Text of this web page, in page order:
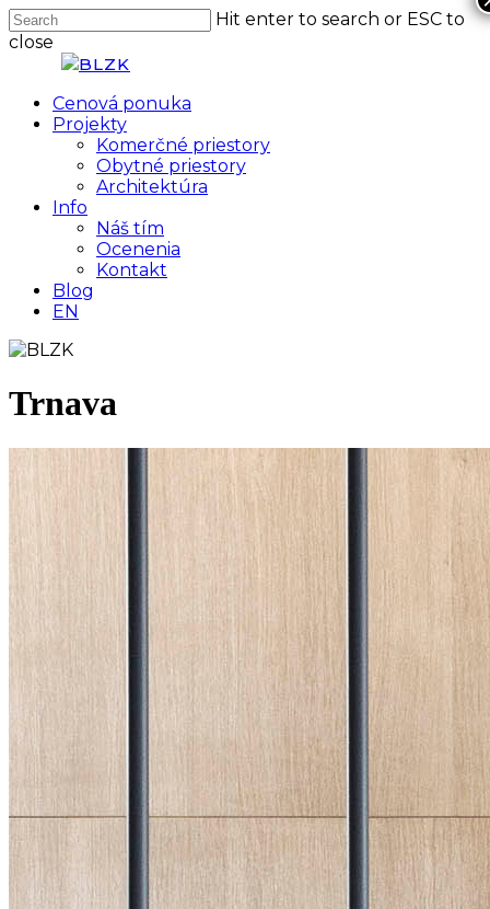
Skip
to
Hit enter to search or ESC to
close
MenuCenová ponuka
Projekty
Komerčné priestory
Obytné priestory
Architektúra
Info
Náš tím
Ocenenia
Kontakt
Blog
EN
Trnava